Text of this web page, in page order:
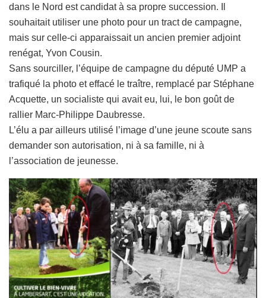
dans le Nord est candidat à sa propre succession. Il
souhaitait utiliser une photo pour un tract de campagne,
mais sur celle-ci apparaissait un ancien premier adjoint
renégat, Yvon Cousin.
Sans sourciller, l’équipe de campagne du député UMP a
trafiqué la photo et effacé le traître, remplacé par Stéphane
Acquette, un socialiste qui avait eu, lui, le bon goût de
rallier Marc-Philippe Daubresse.
L’élu a par ailleurs utilisé l’image d’une jeune scoute sans
demander son autorisation, ni à sa famille, ni à
l’association de jeunesse.